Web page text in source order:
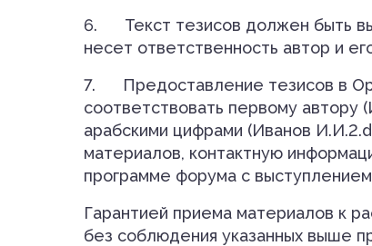
6. Текст тезисов должен быть
несет ответственность автор и
7. Предоставление тезисов в
соответствовать первому автору
арабскими цифрами (Иванов
материалов, контактную
программе форума с
Гарантией приема материалов к
без соблюдения указанных выше